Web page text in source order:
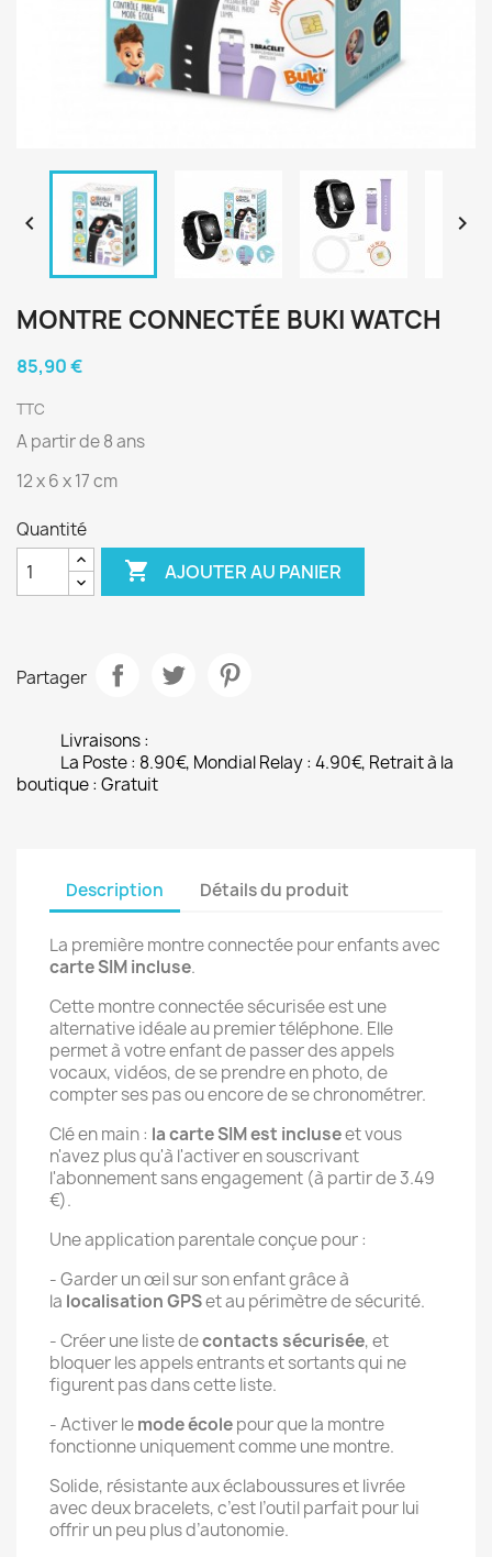
 
MONTRE CONNECTÉE BUKI WATCH
85,90 €
TTC
A partir de 8 ans
12 x 6 x 17 cm
Quantité
 AJOUTER AU PANIER
Partager
Livraisons :
La Poste : 8.90€, Mondial Relay : 4.90€, Retrait à la
boutique : Gratuit
Description Détails du produit
La première montre connectée pour enfants avec
carte SIM incluse.
Cette montre connectée sécurisée est une
alternative idéale au premier téléphone. Elle
permet à votre enfant de passer des appels
vocaux, vidéos, de se prendre en photo, de
compter ses pas ou encore de se chronométrer.
Clé en main : la carte SIM est incluseet vous
n'avez plus qu'à l'activer en souscrivant
l'abonnement sans engagement (à partir de 3.49
€).
Une application parentale conçue pour :
- Garder un œil sur son enfant grâce à
la localisation GPSet au périmètre de sécurité.
- Créer une liste decontacts sécurisée, et
bloquer les appels entrants et sortants qui ne
figurent pas dans cette liste.
- Activer lemode écolepour que la montre
fonctionne uniquement comme une montre.
Solide, résistante aux éclaboussures et livrée
avec deux bracelets, c’est l’outil parfait pour lui
offrir un peu plus d’autonomie.